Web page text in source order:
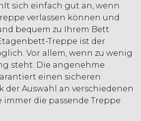
sich einfach gut an, wenn
verlassen können und
bequem zu Ihrem Bett
Treppe ist der
Vor allem, wenn zu wenig
steht. Die angenehme
einen sicheren
der Auswahl an verschiedenen
immer die passende Treppe